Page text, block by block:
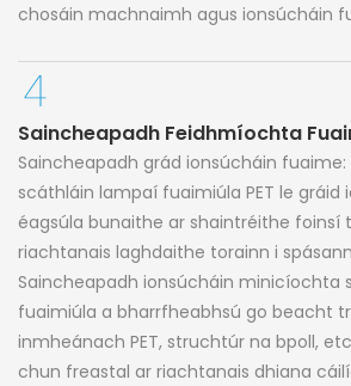
chosáin machnaimh agus ionsúcháin
Saincheapadh Feidhmíochta
Saincheapadh grád ionsúcháin fuaime:
scáthláin lampaí fuaimiúla PET le gráid
éagsúla bunaithe ar shaintréithe foinsí
riachtanais laghdaithe torainn i
Saincheapadh ionsúcháin minicíochta
fuaimiúla a bharrfheabhsú go beacht
inmheánach PET, struchtúr na bpoll,
chun freastal ar riachtanais dhiana